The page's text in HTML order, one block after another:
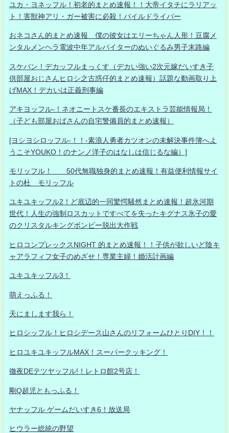
ユカ・ヨネッフル！初老的まとめ速報！！大帝イタチにラリアッ
ト！害獣神アリ・ガー被害に必殺！パイルドライバー
おネコさん的まとめ速報 僕の彼女はエリーちゃん人形！豆腐メ
ンタルメンヘラ電波中年アルバイターのぬいぐるみ男子末路編
スケバン！デカッフルまっくす（デカい強い2次元嫁だいすき子
供部屋おじさんヒロシ之古惑仔的まとめ速報）話題な動画取り上
げMAX！デカいは正義刑事編
アキヨッフル-！ネオニートスケ番長のエキストラ芸能情報局！
（子ども部屋おばさんの自宅警備員的まとめ速報）
[ヨシヨシロッフル-！！-素浪人勇者カツオンの未解決事件簿へよ
うこそYOUKO！のナンノ洋子のはなしは信じるな編）]
モリッフル！ 50代無職独身的まとめ速報！有益便利情報サイ
トの杜 モリッフル
ユキユキッフル2！ど底辺的一同驚愕騒然まとめ速報！超氷河期
世代！人生の強制ロスカットですべてを失ったキグナス氷子の愛
のクリスタルキングボンビー脱出大作戦
ヒロコンプレックスNIGHT 的まとめ速報！！子供が欲しいど陰キ
ャアラフィフ女子のめざせ！専業主婦！婚活計画編
ユキユキッフル3！
萌えっふる！
天にまします我ら！
ヒロシッフル！ヒロシデース山さんのリフォームひとりDIY！！
ヒロユキユキッフルMAX！スーパークッキング！
徹夜DEテツヤッフル!！レトロ館2号店！
剛Q超児ともっふる！
ヤナッフル ゲームだいすき6！放送局
ヒウラー総統の野望